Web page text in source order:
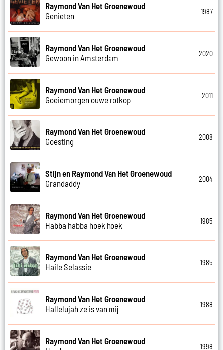
Raymond Van Het Groenewoud
Genieten
1987
Raymond Van Het Groenewoud
Gewoon in Amsterdam
2020
Raymond Van Het Groenewoud
Goeiemorgen ouwe rotkop
2011
Raymond Van Het Groenewoud
Goesting
2008
Stijn en Raymond Van Het Groenewoud
Grandaddy
2004
Raymond Van Het Groenewoud
Habba habba hoek hoek
1985
Raymond Van Het Groenewoud
Haile Selassie
1985
Raymond Van Het Groenewoud
Hallelujah ze is van mij
1988
Raymond Van Het Groenewoud
1998